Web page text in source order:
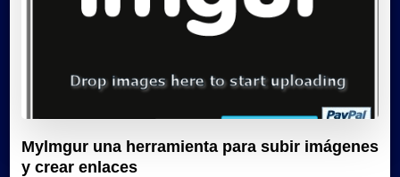
Mylmgur una herramienta para subir imágenes
y crear enlaces